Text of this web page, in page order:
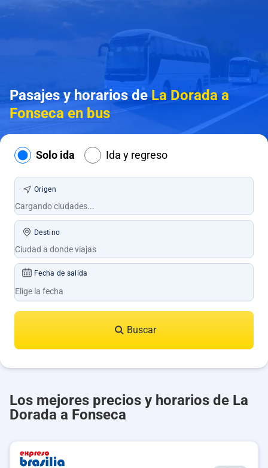
Pasajes y horarios deLa Dorada a
Fonseca en bus
Solo ida Ida y regreso
Origen
Destino
Fecha de salida
Buscar
Los mejores precios y horarios de La
Dorada a Fonseca